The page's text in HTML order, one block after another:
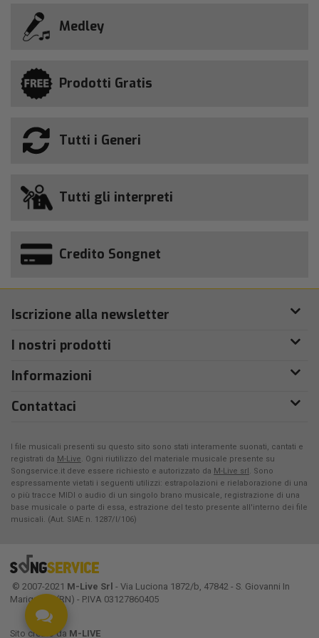
Medley
Prodotti Gratis
Tutti i Generi
Tutti gli interpreti
Credito Songnet
Iscrizione alla newsletter
I nostri prodotti
Informazioni
Contattaci
I file musicali presenti su questo sito sono stati interamente suonati, cantati e
registrati da M-Live. Ogni riutilizzo del materiale musicale presente su
Songservice.it deve essere richiesto e autorizzato da M-Live srl. Sono
espressamente vietati i seguenti utilizzi: estrapolazioni e rielaborazione di una
o più tracce MIDI o audio di un singolo brano musicale, registrazione di una
base musicale o parte di essa, estrazione del testo presente all'interno dei file
musicali. (Aut. SIAE n. 1287/I/106)
© 2007-2021 M-Live Srl - Via Luciona 1872/b, 47842 - S. Giovanni In
Marignano (RN) - P.IVA 03127860405
Sito creato da M-LIVE